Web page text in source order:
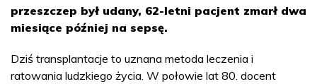
przeszczep był udany, 62-letni pacjent zmarł dwa
miesiące później na sepsę.
Dziś transplantacje to uznana metoda leczenia i
ratowania ludzkiego życia. W połowie lat 80. docent